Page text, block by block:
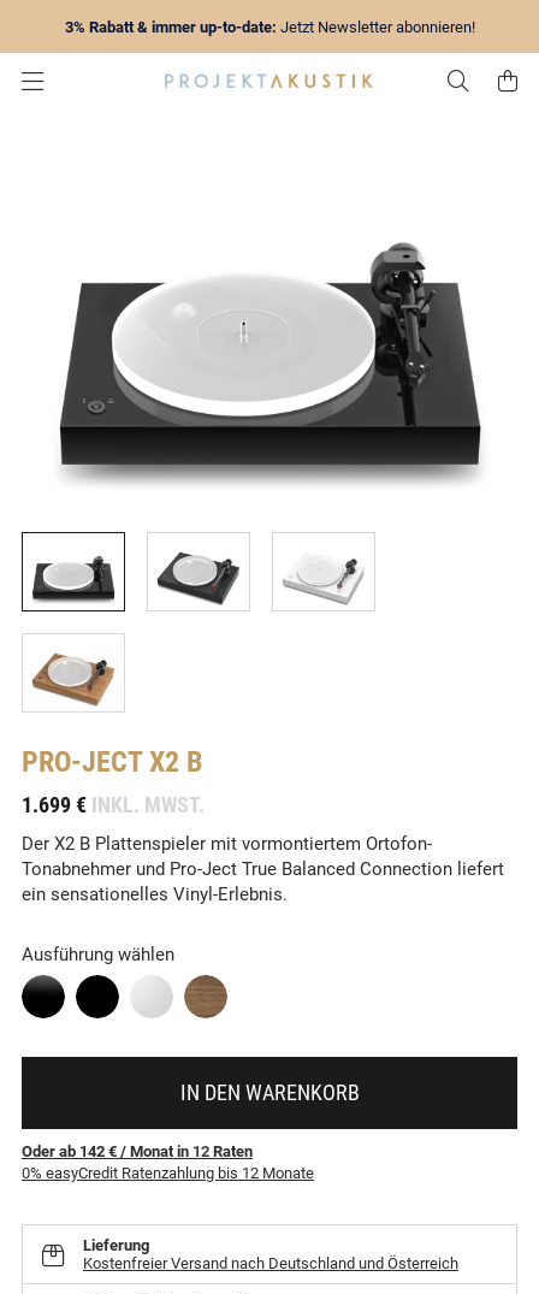
3% Rabatt & immer up-to-date: Jetzt Newsletter abonnieren!
Zur
PRO-JECTX2 B
1.699 € INKL. MWST.
Der X2 B Plattenspieler mit vormontiertem Ortofon-
Tonabnehmer und Pro-Ject True Balanced Connection liefert
ein sensationelles Vinyl-Erlebnis.
Ausführung wählen
IN DEN WARENKORB
Oder ab 142 € / Monatin 12 Raten
0% easyCredit Ratenzahlung bis 12 Monate
Lieferung
Kostenfreier Versand nach Deutschland und Österreich